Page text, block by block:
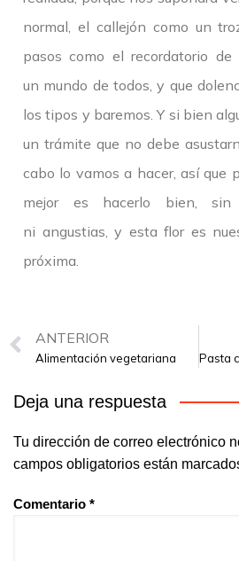
normal, el callejón como un
pasos como el recordatorio
un mundo de todos, y que
los tipos y baremos. Y si bien
un trámite que no debe
cabo lo vamos a hacer, así que
mejor es hacerlo bien,
ni angustias, y esta flor es
próxima.
ANTERIOR
Alimentación vegetariana
Deja una respuesta
Tu dirección de correo electrónico
campos obligatorios están
Comentario *